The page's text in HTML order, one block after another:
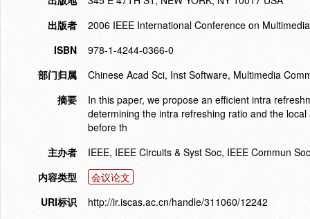
出版者
2006 IEEE International Conference on
ISBN
978-1-4244-0366-0
部门归属
Chinese Acad Sci, Inst Software, Multimedia
摘要
In this paper, we propose an efficient intra
determining the intra refreshing ratio and the
before th
主办者
IEEE, IEEE Circuits & Syst Soc, IEEE Commun
内容类型
会议论文
URI标识
http://ir.iscas.ac.cn/handle/311060/12242